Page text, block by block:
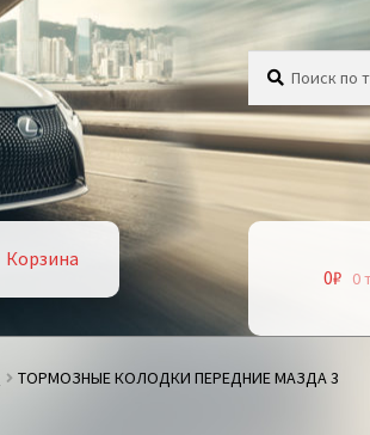
Корзина
0₽ 0
ТОРМОЗНЫЕ КОЛОДКИ ПЕРЕДНИЕ МАЗДА 3